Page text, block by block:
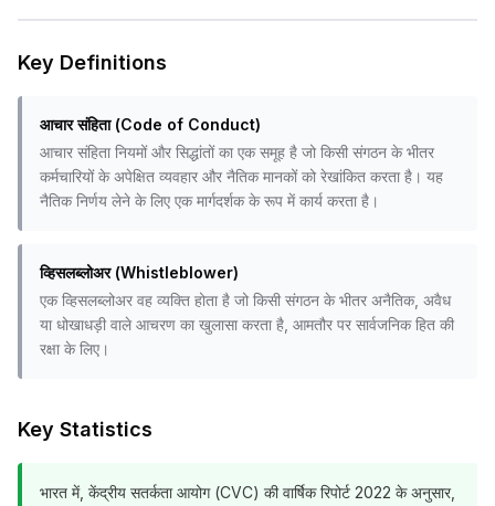
Key Definitions
आचार संहिता (Code of Conduct)
आचार संहिता नियमों और सिद्धांतों का एक समूह है जो किसी संगठन के भीतर
कर्मचारियों के अपेक्षित व्यवहार और नैतिक मानकों को रेखांकित करता है। यह
नैतिक निर्णय लेने के लिए एक मार्गदर्शक के रूप में कार्य करता है।
व्हिसलब्लोअर (Whistleblower)
एक व्हिसलब्लोअर वह व्यक्ति होता है जो किसी संगठन के भीतर अनैतिक, अवैध
या धोखाधड़ी वाले आचरण का खुलासा करता है, आमतौर पर सार्वजनिक हित की
रक्षा के लिए।
Key Statistics
भारत में, केंद्रीय सतर्कता आयोग (CVC) की वार्षिक रिपोर्ट 2022 के अनुसार,